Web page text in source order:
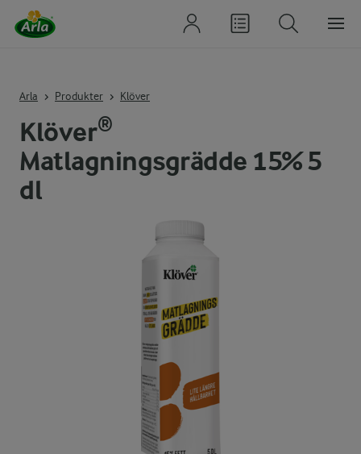
Arla Produkter Klöver
Klöver®
Matlagningsgrädde 15% 5
dl